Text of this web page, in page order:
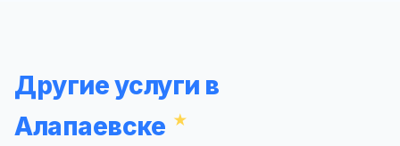
Другие услуги в
Алапаевске